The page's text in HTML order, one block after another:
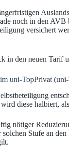
noch in den
versichert
in den neuen Tarif
uni-TopPrivat
diese halbiert,
nötiger
Stufe an